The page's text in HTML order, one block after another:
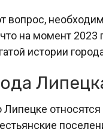
вопрос,
что на момент
истории
относятся